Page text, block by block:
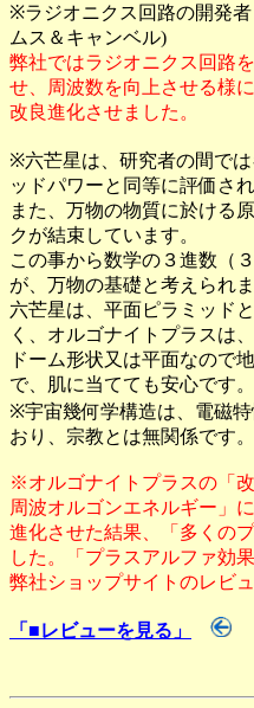
※ラジオニクス回路の開発
ムス＆キャンベル)
弊社ではラジオニクス回路
せ、周波数を向上させる様に
改良進化させました。
※六芒星は、研究者の間で
ッドパワーと同等に評価され
また、万物の物質に於ける
クが結束しています。
この事から数学の３進数（
が、万物の基礎と考えられま
六芒星は、平面ピラミッド
く、オルゴナイトプラスは、
ドーム形状又は平面なので
で、肌に当てても安心です。
※宇宙幾何学構造は、電磁
おり、宗教とは無関係です。
※オルゴナイトプラスの「
周波オルゴンエネルギー」に
進化させた結果、「多くの
した。「プラスアルファ効
弊社ショップサイトのレビ
「■レビューを見る」